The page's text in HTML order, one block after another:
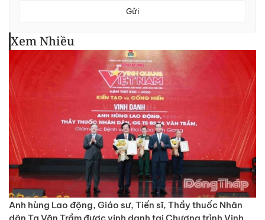
Gửi
Xem Nhiều
Anh hùng Lao động, Giáo sư, Tiến sĩ, Thầy thuốc Nhân